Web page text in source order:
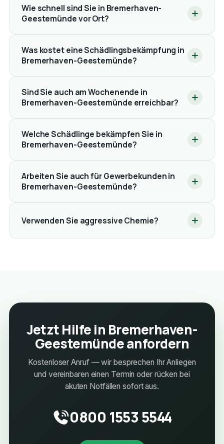
Wie schnell sind Sie in Bremerhaven-
Geestemünde vor Ort?
Was kostet eine Schädlingsbekämpfung in
Bremerhaven-Geestemünde?
Sind Sie auch am Wochenende in
Bremerhaven-Geestemünde erreichbar?
Welche Schädlinge bekämpfen Sie in
Bremerhaven-Geestemünde?
Arbeiten Sie auch für Gewerbekunden in
Bremerhaven-Geestemünde?
Verwenden Sie aggressive Chemie?
Jetzt Hilfe in Bremerhaven-
Geestemünde anfordern
Kostenloser Anruf — wir besprechen Ihr Anliegen
und vereinbaren einen Termin oder rücken bei
akuten Notfällen sofort aus.
0800 1553 5544